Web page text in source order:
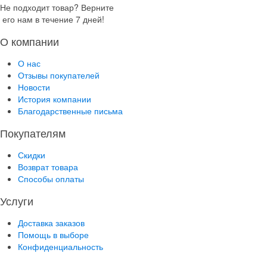
Не подходит товар? Верните
его нам в течение 7 дней!
О компании
О нас
Отзывы покупателей
Новости
История компании
Благодарственные письма
Покупателям
Скидки
Возврат товара
Способы оплаты
Услуги
Доставка заказов
Помощь в выборе
Конфиденциальность